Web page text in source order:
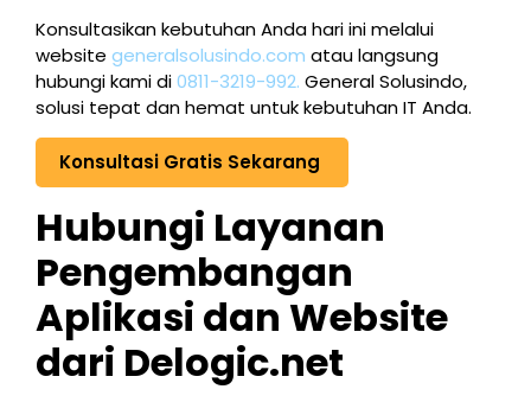
Konsultasikan kebutuhan Anda hari ini melalui
website generalsolusindo.com atau langsung
hubungi kami di0811-3219-992. General Solusindo,
solusi tepat dan hemat untuk kebutuhan IT Anda.
Konsultasi Gratis Sekarang
Hubungi Layanan
Pengembangan
Aplikasi dan Website
dari Delogic.net